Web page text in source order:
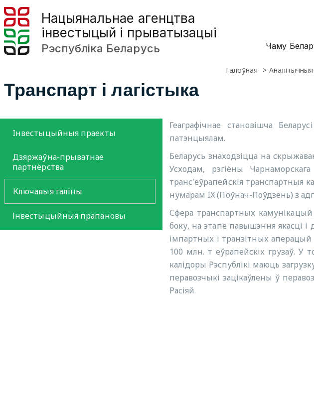
Нацыянальнае агенцтва
інвестыцый і прыватызацыі
Рэспубліка Беларусь Чаму
Галоўная
Транспарт і лагістыка
Iнвестыцыйныя праекты
Дзяржаўна-прыватнае
партнёрства
Ключавыя галіны
Інвестыцыйныя прапановы
Геаграфічнае становішча
патэнцыялам.
Беларусь знаходзіцца на
Усходам, рэгіёны
транс'еўрапейскія транспартныя
нумарам IX (Поўнач-Поўдзень) з
Сфера транспартных
боку, на этапе павышэння якасці і
імпартных і транзітных
100 млн. т еўрапейскіх грузаў. У
калідоры Рэспублікі маюць
перавозчыкі зацікаўлены ў
Расіяй.